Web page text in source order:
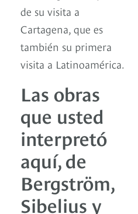
de su visita a
Cartagena, que es
también su primera
visita a Latinoamérica.
Las obras
que usted
interpretó
aquí, de
Bergström,
Sibelius y